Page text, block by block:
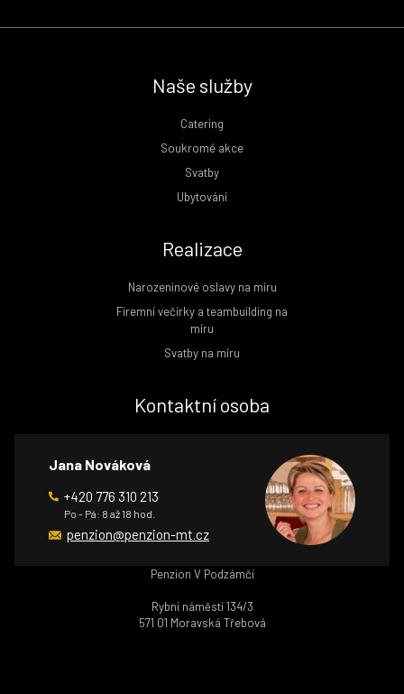
Naše služby
Catering
Soukromé akce
Svatby
Ubytování
Realizace
Narozeninové oslavy na míru
Firemní večírky a teambuilding na
míru
Svatby na míru
Kontaktní osoba
Jana Nováková
+420 776 310 213
Po - Pá: 8 až 18 hod.
penzion@penzion-mt.cz
Penzion V Podzámčí
Rybní náměstí 134/3
571 01 Moravská Třebová